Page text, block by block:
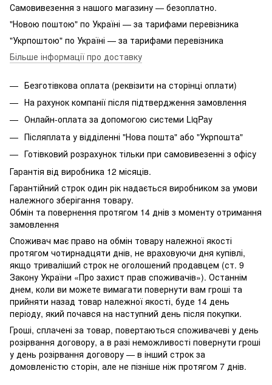
Самовивезення з нашого магазину — безоплатно.
"Новою поштою" по Україні — за тарифами перевізника
"Укрпоштою" по Україні — за тарифами перевізника
Більше інформації про доставку
Безготівкова оплата (реквізити на сторінці оплати)
На рахунок компанії після підтвердження замовлення
Онлайн-оплата за допомогою системи LiqPay
Післяплата у відділенні "Нова пошта" або "Укрпошта"
Готівковий розрахунок тільки при самовивезенні з офісу
Гарантія від виробника 12 місяців.
Гарантійний строк один рік надається виробником за умови
належного зберігання товару.
Обмін та повернення протягом 14 днів з моменту отримання
замовлення
Споживач має право на обмін товару належної якості
протягом чотирнадцяти днів, не враховуючи дня купівлі,
якщо триваліший строк не оголошений продавцем (ст. 9
Закону України «Про захист прав споживачів»). Останнім
днем, коли ви можете вимагати повернути вам гроші та
прийняти назад товар належної якості, буде 14 день
періоду, який почався на наступний день після покупки.
Гроші, сплачені за товар, повертаються споживачеві у день
розірвання договору, а в разі неможливості повернути гроші
у день розірвання договору — в інший строк за
домовленістю сторін, але не пізніше ніж протягом 7 днів.